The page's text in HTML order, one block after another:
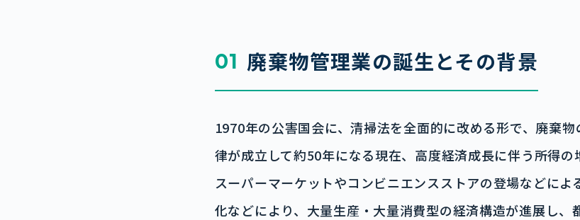
01 廃棄物管理業の誕生とその背景
1970年の公害国会に、清掃法を全面的に改める形で、廃棄
律が成立して約50年になる現在、高度経済成長に伴う所得の
スーパーマーケットやコンビニエンスストアの登場などによ
化などにより、大量生産・大量消費型の経済構造が進展し、